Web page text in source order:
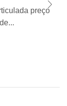
preço